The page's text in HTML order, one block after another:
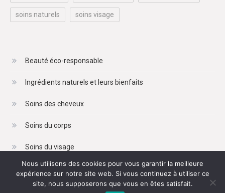
soins naturels soins visage
Beauté éco-responsable
Ingrédients naturels et leurs bienfaits
Soins des cheveux
Soins du corps
Soins du visage
Nous utilisons des cookies pour vous garantir la meilleure
expérience sur notre site web. Si vous continuez à utiliser ce
site, nous supposerons que vous en êtes satisfait.